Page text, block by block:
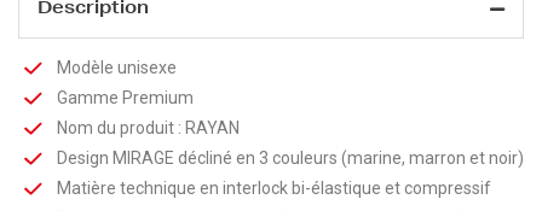
Description
Modèle unisexe
Gamme Premium
Nom du produit : RAYAN
Design MIRAGE décliné en 3 couleurs (marine, marron et noir)
Matière technique en interlock bi-élastique et compressif